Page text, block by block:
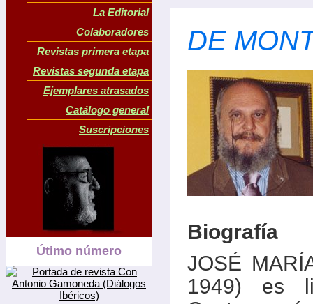
La Editorial
Colaboradores
Revistas primera etapa
Revistas segunda etapa
Ejemplares atrasados
Catálogo general
Suscripciones
Útimo número
DE
Biografía
JOSÉ
1949) es